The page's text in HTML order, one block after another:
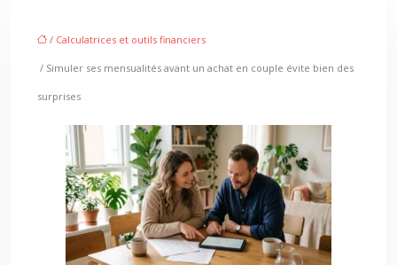
/ Calculatrices et outils financiers
/ Simuler ses mensualités avant un achat en couple évite bien des
surprises